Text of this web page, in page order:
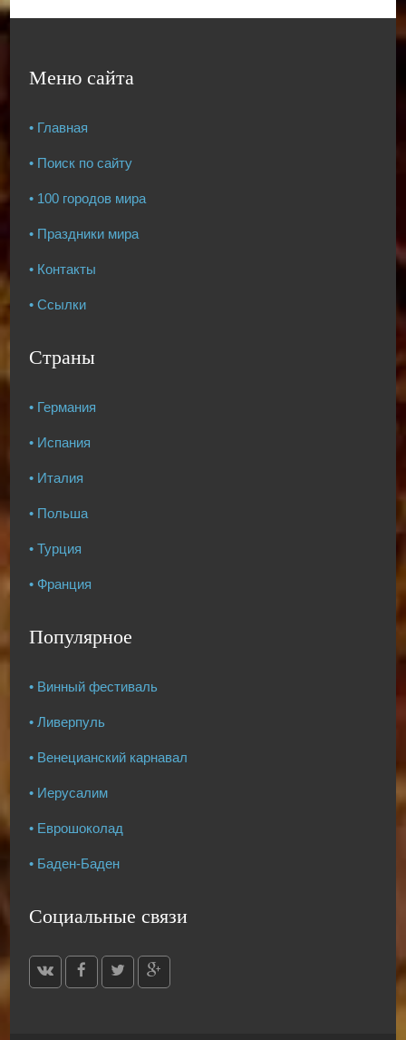
Меню сайта
• Главная
• Поиск по сайту
• 100 городов мира
• Праздники мира
• Контакты
• Ссылки
Страны
• Германия
• Испания
• Италия
• Польша
• Турция
• Франция
Популярное
• Винный фестиваль
• Ливерпуль
• Венецианский карнавал
• Иерусалим
• Еврошоколад
• Баден-Баден
Социальные связи